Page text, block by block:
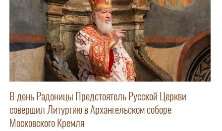
В день Радоницы Предстоятель Русской Церкви
совершил Литургию в Архангельском соборе
Московского Кремля